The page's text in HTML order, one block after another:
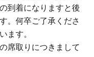
到着になりますと後
。何卒ご了承くださ
ます。
席取りにつきまして